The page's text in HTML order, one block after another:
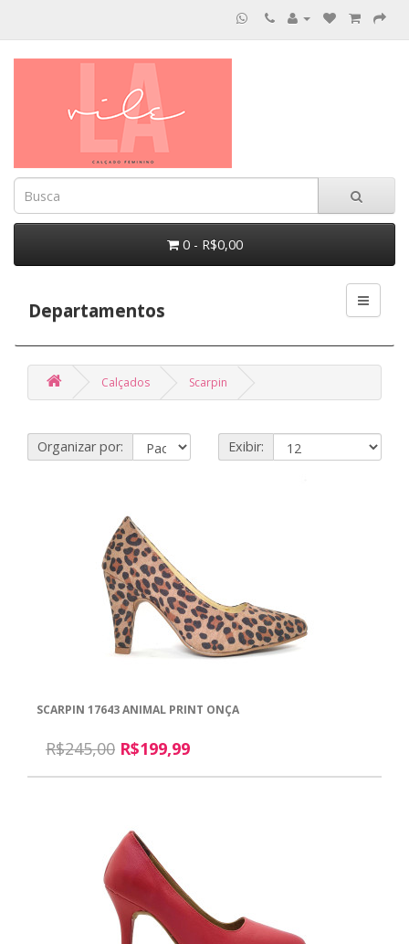
0 - R$0,00
Departamentos
Calçados Scarpin
Organizar por: Exibir:
SCARPIN 17643 ANIMAL PRINT ONÇA
R$245,00 R$199,99